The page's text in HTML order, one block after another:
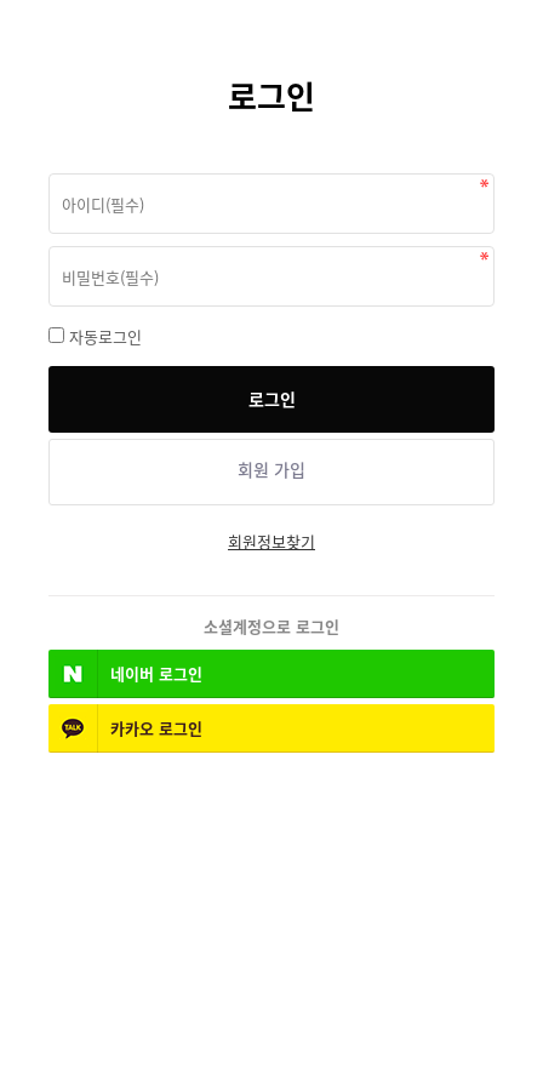
로그인
자동로그인
회원 가입
회원정보찾기
소셜계정으로 로그인
네이버 로그인
카카오 로그인